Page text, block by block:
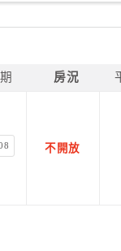
房況
不開放